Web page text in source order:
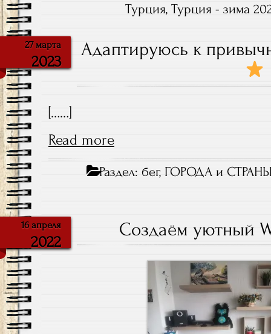
Турция,Турция - зима
27 марта
2023
Адаптируюсь к
[……]
Read more
Раздел:бег, ГОРОДА и
16 апреля
2022
Создаём уютный